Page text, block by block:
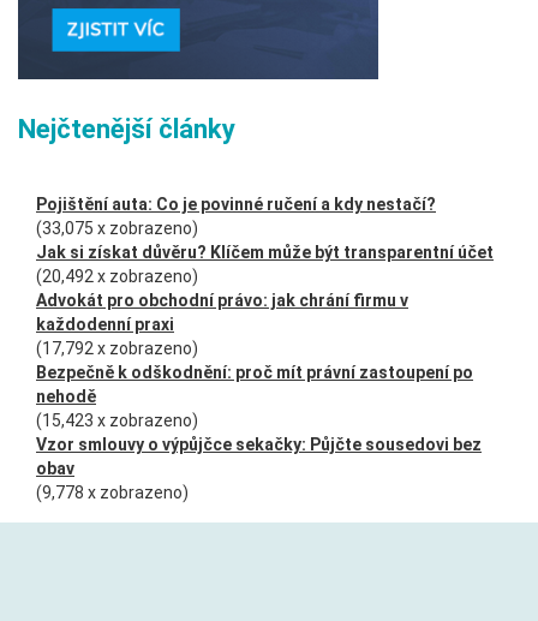
Nejčtenější články
Pojištění auta: Co je povinné ručení a kdy nestačí?
(33,075 x zobrazeno)
Jak si získat důvěru? Klíčem může být transparentní účet
(20,492 x zobrazeno)
Advokát pro obchodní právo: jak chrání firmu v
každodenní praxi
(17,792 x zobrazeno)
Bezpečně k odškodnění: proč mít právní zastoupení po
nehodě
(15,423 x zobrazeno)
Vzor smlouvy o výpůjčce sekačky: Půjčte sousedovi bez
obav
(9,778 x zobrazeno)